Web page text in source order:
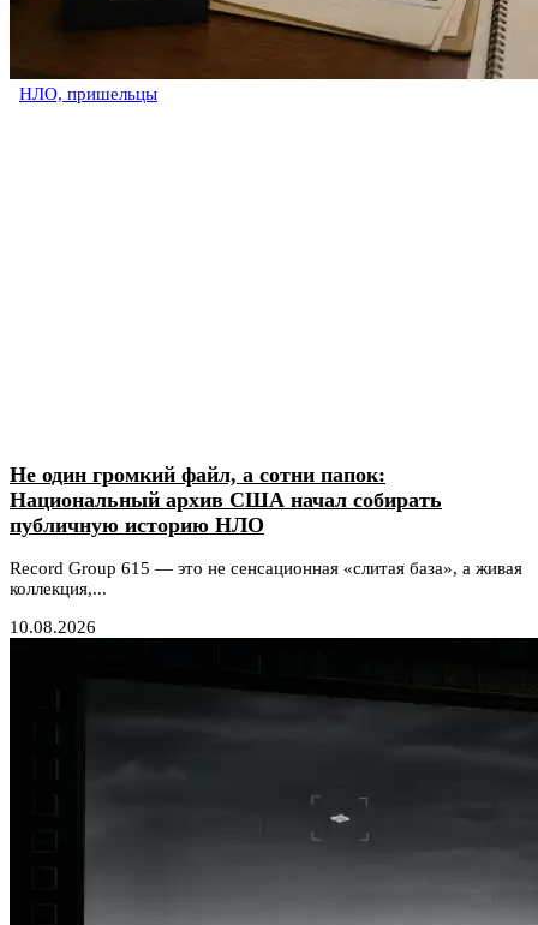
НЛО, пришельцы
Не один громкий файл, а сотни папок:
Национальный архив США начал собирать
публичную историю НЛО
Record Group 615 — это не сенсационная «слитая база», а живая
коллекция,...
10.08.2026